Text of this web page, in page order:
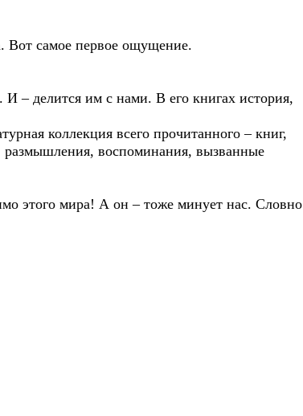
Вот самое первое ощущение.
– делится им с нами. В его книгах история,
коллекция всего прочитанного – книг,
воспоминания, вызванные
этого мира! А он – тоже минует нас. Словно